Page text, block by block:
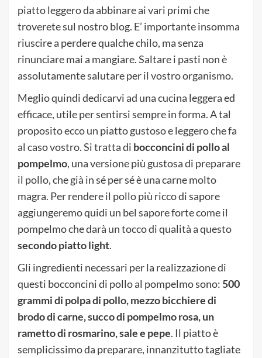
piatto leggero da abbinare ai vari primi che
troverete sul nostro blog. E’ importante insomma
riuscire a perdere qualche chilo, ma senza
rinunciare mai a mangiare. Saltare i pasti non è
assolutamente salutare per il vostro organismo.
Meglio quindi dedicarvi ad una cucina leggera ed
efficace, utile per sentirsi sempre in forma. A tal
proposito ecco un piatto gustoso e leggero che fa
al caso vostro. Si tratta di bocconcini di pollo al
pompelmo, una versione più gustosa di preparare
il pollo, che già in sé per sé è una carne molto
magra. Per rendere il pollo più ricco di sapore
aggiungeremo quidi un bel sapore forte come il
pompelmo che darà un tocco di qualità a questo
secondo piatto light.
Gli ingredienti necessari per la realizzazione di
questi bocconcini di pollo al pompelmo sono: 500
grammi di polpa di pollo, mezzo bicchiere di
brodo di carne, succo di pompelmo rosa, un
rametto di rosmarino, sale e pepe. Il piatto è
semplicissimo da preparare, innanzitutto tagliate